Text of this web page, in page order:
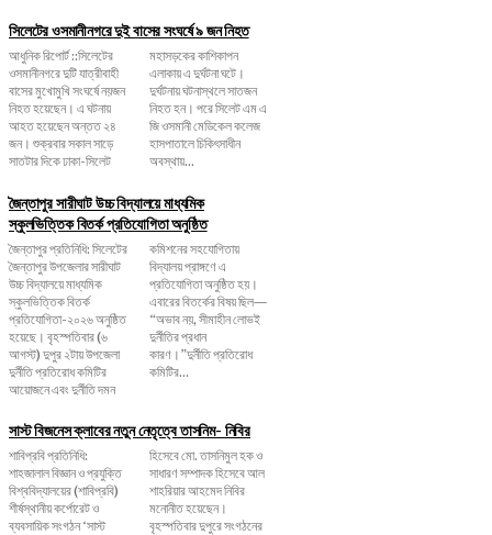
সিলেটের ওসমানীনগরে দুই বাসের সংঘর্ষে ৯ জন নিহত
আধুনিক রিপোর্ট ::সিলেটের
ওসমানীনগরে দুটি যাত্রীবাহী
বাসের মুখোমুখি সংঘর্ষে নয়জন
নিহত হয়েছেন। এ ঘটনায়
আহত হয়েছেন অন্তত ২৪
জন। শুক্রবার সকাল সাড়ে
সাতটার দিকে ঢাকা-সিলেট
মহাসড়কের কাশিকাপন
এলাকায় এ দুর্ঘটনা ঘটে।
দুর্ঘটনায় ঘটনাস্থলে সাতজন
নিহত হন। পরে সিলেট এম এ
জি ওসমানী মেডিকেল কলেজ
হাসপাতালে চিকিৎসাধীন
অবস্থায়...
জৈন্তাপুর সারীঘাট উচ্চ বিদ্যালয়ে মাধ্যমিক
স্কুলভিত্তিক বিতর্ক প্রতিযোগিতা অনুষ্ঠিত
জৈন্তাপুর প্রতিনিধি: সিলেটের
জৈন্তাপুর উপজেলার সারীঘাট
উচ্চ বিদ্যালয়ে মাধ্যমিক
স্কুলভিত্তিক বিতর্ক
প্রতিযোগিতা-২০২৬ অনুষ্ঠিত
হয়েছে। বৃহস্পতিবার (৬
আগস্ট) দুপুর ২টায় উপজেলা
দুর্নীতি প্রতিরোধ কমিটির
আয়োজনে এবং দুর্নীতি দমন
কমিশনের সহযোগিতায়
বিদ্যালয় প্রাঙ্গণে এ
প্রতিযোগিতা অনুষ্ঠিত হয়।
এবারের বিতর্কের বিষয় ছিল—
“অভাব নয়, সীমাহীন লোভই
দুর্নীতির প্রধান
কারণ।”দুর্নীতি প্রতিরোধ
কমিটির...
সাস্ট বিজনেস ক্লাবের নতুন নেতৃত্বে তাসনিম- নিবির
শাবিপ্রবি প্রতিনিধি:
শাহজালাল বিজ্ঞান ও প্রযুক্তি
বিশ্ববিদ্যালয়ের (শাবিপ্রবি)
শীর্ষস্থানীয় কর্পোরেট ও
ব্যবসায়িক সংগঠন ‘সাস্ট
হিসেবে মো. তাসনিমুল হক ও
সাধারণ সম্পাদক হিসেবে আল
শাহরিয়ার আহমেদ নিবির
মনোনীত হয়েছেন।
বৃহস্পতিবার দুপুরে সংগঠনের